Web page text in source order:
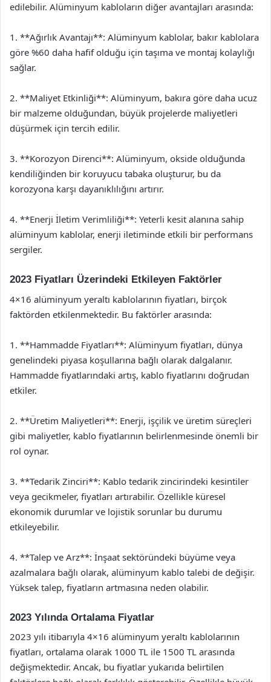
edilebilir. Alüminyum kabloların diğer avantajları arasında:
1. **Ağırlık Avantajı**: Alüminyum kablolar, bakır kablolara
göre %60 daha hafif olduğu için taşıma ve montaj kolaylığı
sağlar.
2. **Maliyet Etkinliği**: Alüminyum, bakıra göre daha ucuz
bir malzeme olduğundan, büyük projelerde maliyetleri
düşürmek için tercih edilir.
3. **Korozyon Direnci**: Alüminyum, okside olduğunda
kendiliğinden bir koruyucu tabaka oluşturur, bu da
korozyona karşı dayanıklılığını artırır.
4. **Enerji İletim Verimliliği**: Yeterli kesit alanına sahip
alüminyum kablolar, enerji iletiminde etkili bir performans
sergiler.
2023 Fiyatları Üzerindeki Etkileyen Faktörler
4×16 alüminyum yeraltı kablolarının fiyatları, birçok
faktörden etkilenmektedir. Bu faktörler arasında:
1. **Hammadde Fiyatları**: Alüminyum fiyatları, dünya
genelindeki piyasa koşullarına bağlı olarak dalgalanır.
Hammadde fiyatlarındaki artış, kablo fiyatlarını doğrudan
etkiler.
2. **Üretim Maliyetleri**: Enerji, işçilik ve üretim süreçleri
gibi maliyetler, kablo fiyatlarının belirlenmesinde önemli bir
rol oynar.
3. **Tedarik Zinciri**: Kablo tedarik zincirindeki kesintiler
veya gecikmeler, fiyatları artırabilir. Özellikle küresel
ekonomik durumlar ve lojistik sorunlar bu durumu
etkileyebilir.
4. **Talep ve Arz**: İnşaat sektöründeki büyüme veya
azalmalara bağlı olarak, alüminyum kablo talebi de değişir.
Yüksek talep, fiyatların artmasına neden olabilir.
2023 Yılında Ortalama Fiyatlar
2023 yılı itibarıyla 4×16 alüminyum yeraltı kablolarının
fiyatları, ortalama olarak 1000 TL ile 1500 TL arasında
değişmektedir. Ancak, bu fiyatlar yukarıda belirtilen